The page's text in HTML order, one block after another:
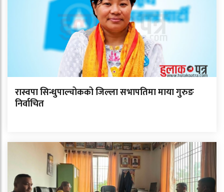
रास्वपा सिन्धुपाल्चोकको जिल्ला सभापतिमा माया गुरुङ
निर्वाचित